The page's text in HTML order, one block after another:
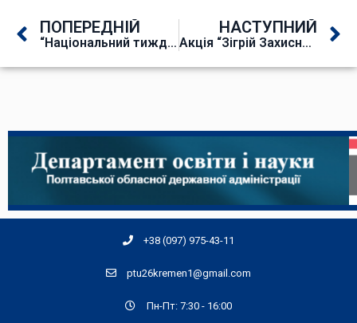
ПОПЕРЕДНІЙ
“Національний тиждень читання”
НАСТУПНИЙ
Акція “Зігрій Захисника”
+38 (097) 975-43-11
ptu26kremen1@gmail.com
Пн-Пт: 7:30 - 16:00